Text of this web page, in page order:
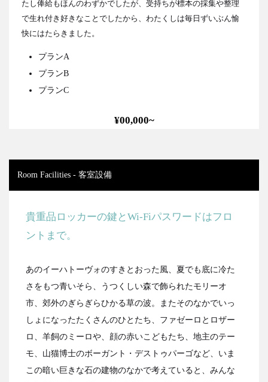
たし俸給もほんのわずかでしたが、受持ちが標本の採集や整理
で生れ付き好きなことでしたから、わたくしは毎日ずいぶん愉
快にはたらきました。
プランA
プランB
プランC
¥00,000~
Room Facilities - 客室設備
貴重品ロッカーの鍵とWi-Fiパスワードはフロ
ントまで。
あのイーハトーヴォのすきとおった風、夏でも底に冷た
さをもつ青いそら、うつくしい森で飾られたモリーオ
市、郊外のぎらぎらひかる草の波。またそのなかでいっ
しょになったたくさんのひとたち、ファゼーロとロザー
ロ、羊飼のミーロや、顔の赤いこどもたち、地主のテー
モ、山猫博士のボーガント・デストゥパーゴなど、いま
この暗い巨きな石の建物のなかで考えていると、みんな